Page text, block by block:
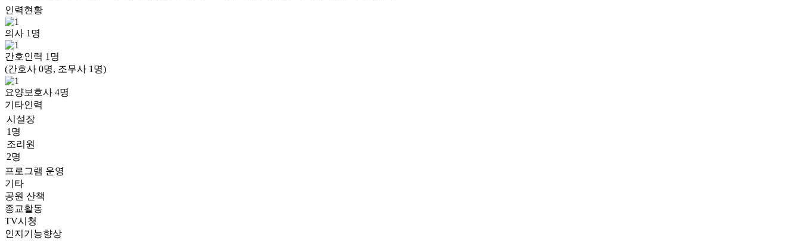
인력현황
의사 1 명
간호인력 1 명
(간호사 0명, 조무사 1명)
요양보호사 4명
기타인력
시설장
1명
조리원
2명
프로그램 운영
기타
공원 산책
종교활동
TV시청
인지기능향상